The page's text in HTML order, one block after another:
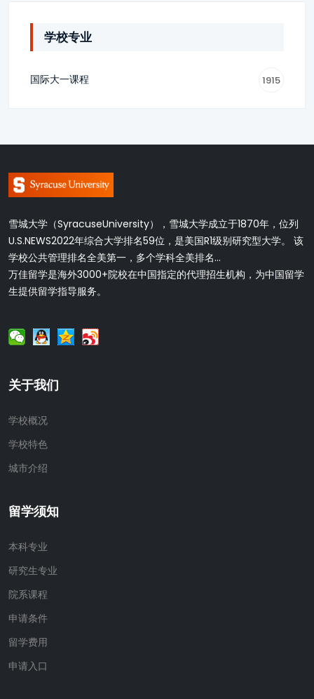
学校专业
国际大一课程 1915
雪城大学（SyracuseUniversity），雪城大学成立于1870年，位列
U.S.NEWS2022年综合大学排名59位，是美国R1级别研究型大学。 该
学校公共管理排名全美第一，多个学科全美排名...
万佳留学是海外3000+院校在中国指定的代理招生机构，为中国留学
生提供留学指导服务。
关于我们
学校概况
学校特色
城市介绍
留学须知
本科专业
研究生专业
院系课程
申请条件
留学费用
申请入口